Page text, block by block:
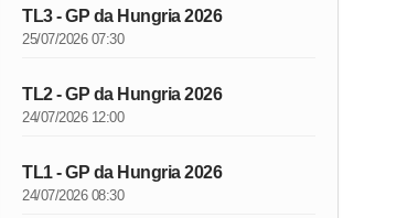
TL3 - GP da Hungria 2026
25/07/2026 07:30
TL2 - GP da Hungria 2026
24/07/2026 12:00
TL1 - GP da Hungria 2026
24/07/2026 08:30